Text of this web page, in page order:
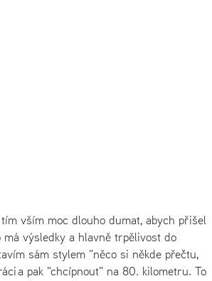
vším moc dlouho dumat, abych přišel
výsledky a hlavně trpělivost do
sám stylem "něco si někde přečtu,
a pak "chcípnout" na 80. kilometru. To